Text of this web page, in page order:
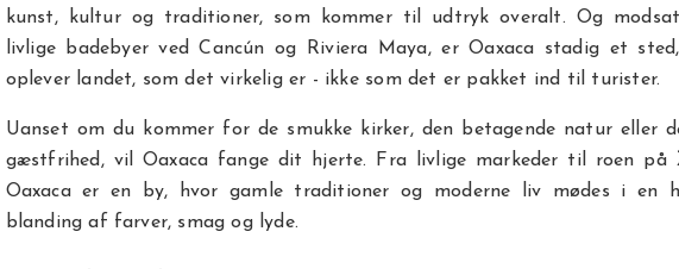
kunst, kultur og traditioner, som kommer til udtryk overalt. Og modsat
livlige badebyer ved Cancún og Riviera Maya, er Oaxaca stadig et
oplever landet, som det virkelig er - ikke som det er pakket ind til turister.
Uanset om du kommer for de smukke kirker, den betagende natur eller
gæstfrihed, vil Oaxaca fange dit hjerte. Fra livlige markeder til roen på
Oaxaca er en by, hvor gamle traditioner og moderne liv mødes i en
blanding af farver, smag og lyde.